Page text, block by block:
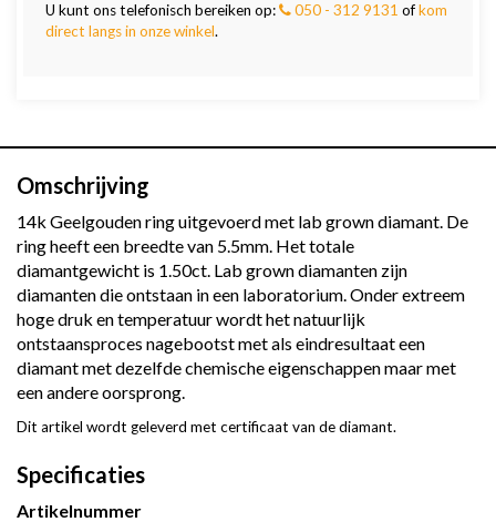
U kunt ons telefonisch bereiken op:
050 - 312 9131 ofkom
direct langs in onze winkel.
Omschrijving
14k Geelgouden ring uitgevoerd met lab grown diamant. De
ring heeft een breedte van 5.5mm. Het totale
diamantgewicht is 1.50ct. Lab grown diamanten zijn
diamanten die ontstaan in een laboratorium. Onder extreem
hoge druk en temperatuur wordt het natuurlijk
ontstaansproces nagebootst met als eindresultaat een
diamant met dezelfde chemische eigenschappen maar met
een andere oorsprong.
Dit artikel wordt geleverd met certificaat van de diamant.
Specificaties
Artikelnummer